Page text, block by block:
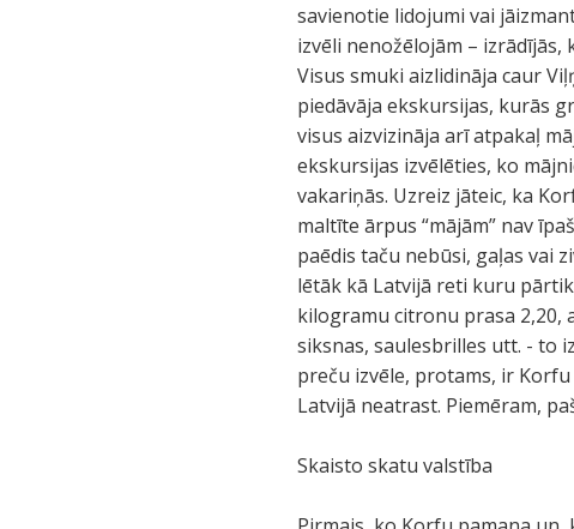
savienotie lidojumi vai
izvēli nenožēlojām –
Visus smuki aizlidināja caur
piedāvāja ekskursijas, kurās
visus aizvizināja arī atpakaļ
ekskursijas izvēlēties, ko
vakariņās. Uzreiz jāteic, ka
maltīte ārpus “mājām” nav
paēdis taču nebūsi, gaļas vai
lētāk kā Latvijā reti kuru
kilogramu citronu prasa 2,20,
siksnas, saulesbrilles utt. - to
preču izvēle, protams, ir
Latvijā neatrast. Piemēram,
Skaisto skatu valstība